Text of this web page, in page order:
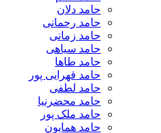
حامد دلان
حامد رحمانی
حامد زمانی
حامد سیاهی
حامد طاها
حامد قهرایی پور
حامد لطفی
حامد محضرنیا
حامد ملک پور
حامد همایون